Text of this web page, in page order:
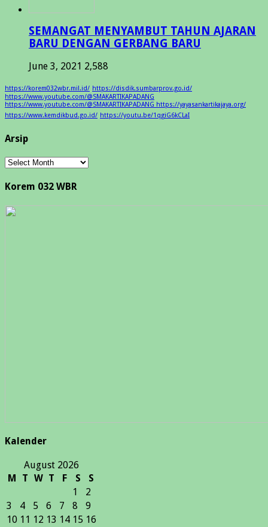
SEMANGAT MENYAMBUT TAHUN AJARAN
BARU DENGAN GERBANG BARU
June 3, 2021 2,588
https://korem032wbr.mil.id/ https://disdik.sumbarprov.go.id/
https://www.youtube.com/@SMAKARTIKAPADANG
https://www.youtube.com/@SMAKARTIKAPADANG https://yayasankartikajaya.org/
https://www.kemdikbud.go.id/ https://youtu.be/1qgiG6kCLaI
Arsip
Arsip
Korem 032 WBR
Kalender
August 2026
M
T W T F S
S
1
2
3
4 5 6 7 8
9
10 11 12 13 14 15 16